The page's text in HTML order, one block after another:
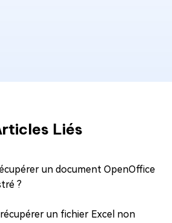
Liés
un document OpenOffice
?
un fichier Excel non